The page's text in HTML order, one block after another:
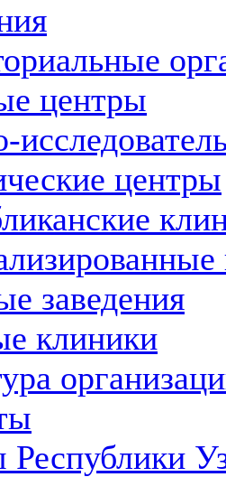
центры
центры
заведения
клиники
Республики